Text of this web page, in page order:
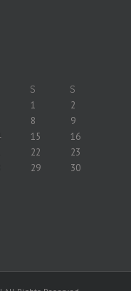
S S
1
2
8
9
15
16
22
23
29
30